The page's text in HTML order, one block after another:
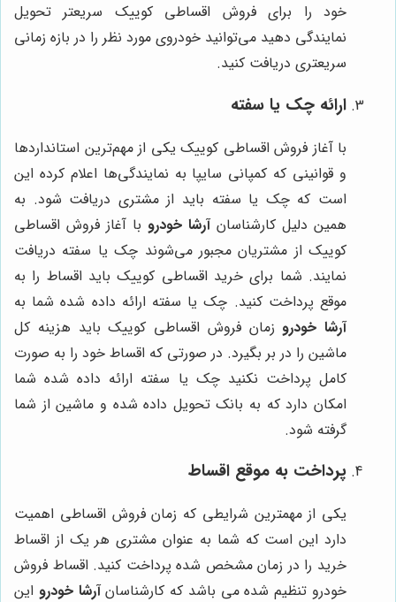
خود را برای فروش اقساطی کوییک سریعتر تحویل
نمایندگی دهید می‌توانید خودروی مورد نظر را در بازه زمانی
سریعتری دریافت کنید.
ارائه چک یا سفته
با آغاز فروش اقساطی کوییک یکی از مهم‌ترین استانداردها
و قوانینی که کمپانی سایپا به نمایندگی‌ها اعلام کرده این
است که چک یا سفته باید از مشتری دریافت شود. به
همین دلیل کارشناسانآرشا خودرو با آغاز فروش اقساطی
کوییک از مشتریان مجبور می‌شوند چک یا سفته دریافت
نمایند. شما برای خرید اقساطی کوییک باید اقساط را به
موقع پرداخت کنید. چک یا سفته ارائه داده شده شما به
آرشا خودرو زمان فروش اقساطی کوییک باید هزینه کل
ماشین را در بر بگیرد. در صورتی که اقساط خود را به صورت
کامل پرداخت نکنید چک یا سفته ارائه داده شده شما
امکان دارد که به بانک تحویل داده شده و ماشین از شما
گرفته شود.
پرداخت به موقع اقساط
یکی از مهمترین شرایطی که زمان فروش اقساطی اهمیت
دارد این است که شما به عنوان مشتری هر یک از اقساط
خرید را در زمان مشخص شده پرداخت کنید. اقساط فروش
خودرو تنظیم شده می باشد که کارشناسانآرشا خودرو این